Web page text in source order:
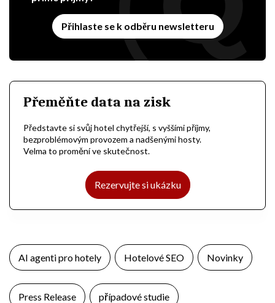
Přihlaste se k odběru newsletteru
Přeměňte data na zisk
Představte si svůj hotel chytřejší, s vyššími příjmy,
bezproblémovým provozem a nadšenými hosty.
Velma to promění ve skutečnost.
Rezervujte si ukázku
AI agenti pro hotely Hotelové SEO Novinky
Press Release případové studie